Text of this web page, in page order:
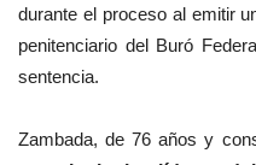
durante el proceso al emitir
penitenciario del Buró
sentencia.
Zambada, de 76 años y